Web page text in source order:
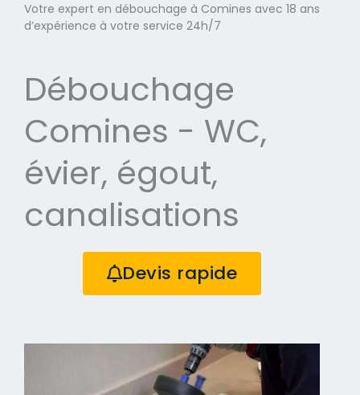
Votre expert en débouchage à Comines avec 18 ans
d’expérience à votre service 24h/7
Débouchage
Comines - WC,
évier, égout,
canalisations
Devis rapide